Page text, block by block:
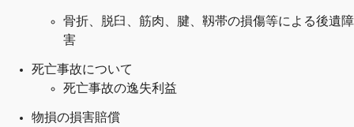
骨折、脱臼、筋肉、腱、靱帯の損傷等による後遺障
害
死亡事故について
死亡事故の逸失利益
物損の損害賠償